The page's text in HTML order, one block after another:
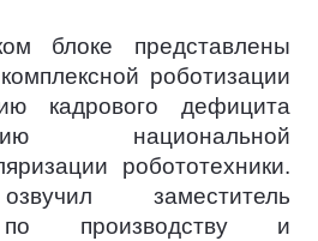
блоке представлены
роботизации
кадрового дефицита
национальной
робототехники.
заместитель
по производству и